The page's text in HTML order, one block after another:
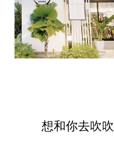
想和你去吹